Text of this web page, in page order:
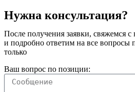
Нужна консультация?
После получения заявки, свяжемся
и подробно ответим на все вопросы
только
Ваш вопрос по позиции: